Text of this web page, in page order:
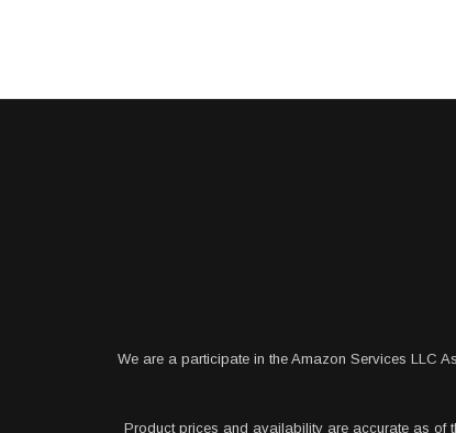
We are a participate in the Amazon Services LLC
Product prices and availability are accurate as of